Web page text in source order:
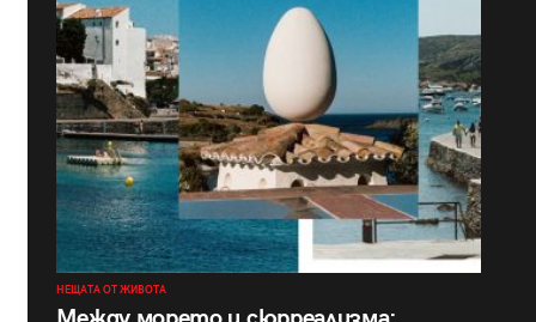
НЕЩАТА ОТ ЖИВОТА